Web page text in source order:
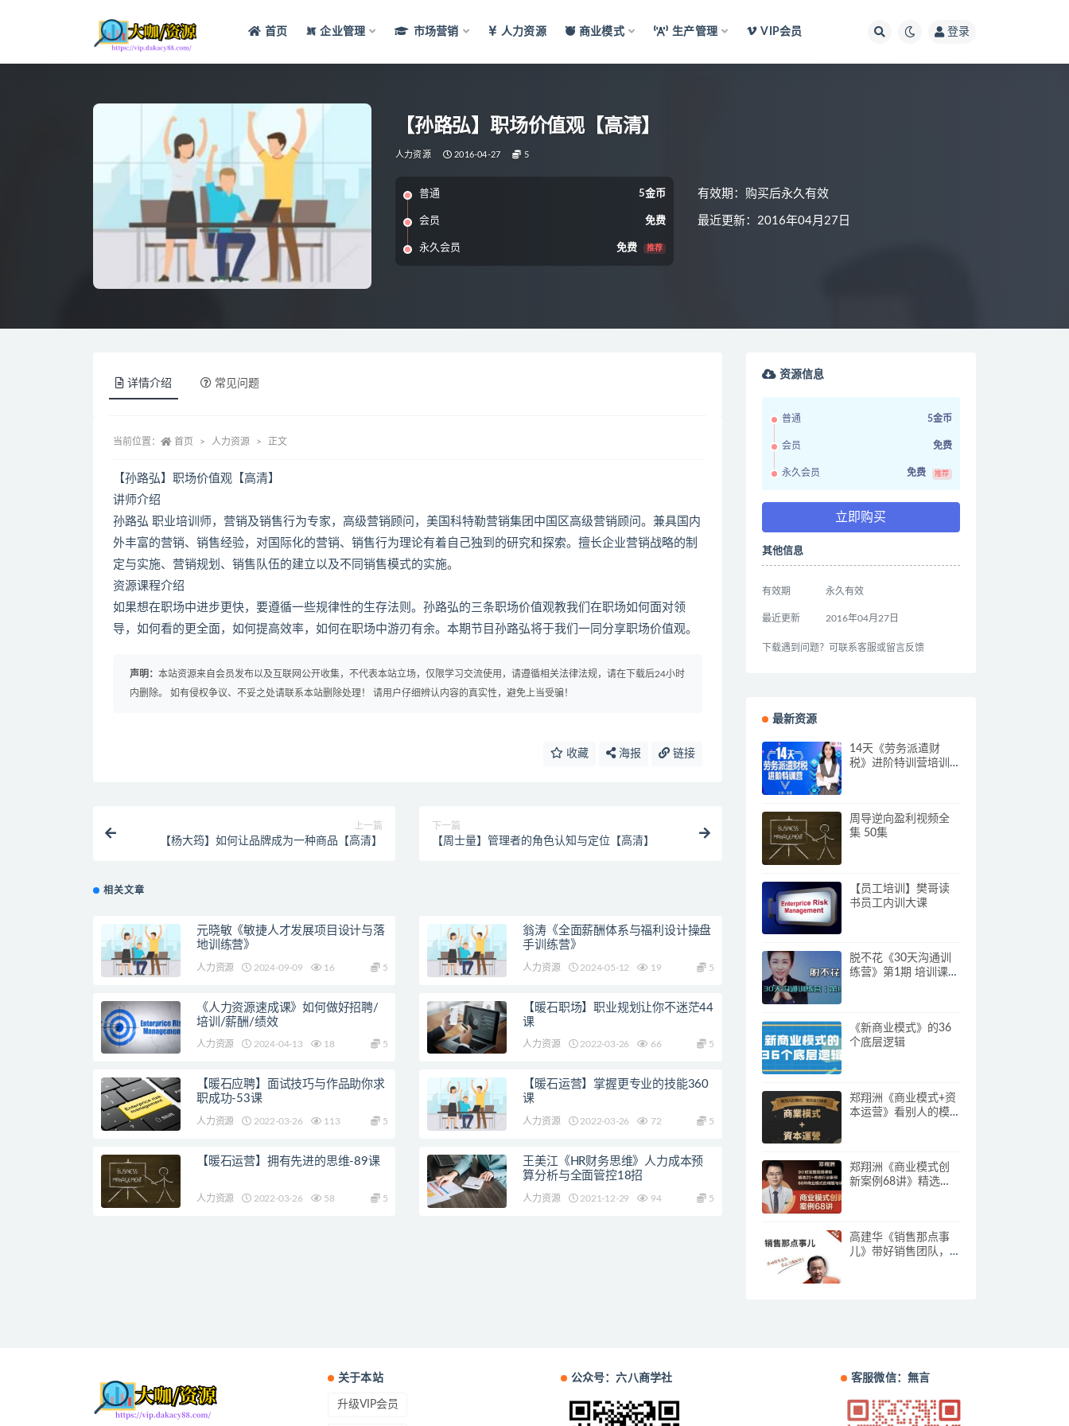
首页 企业管理 市场营销 人力资源 商业模式 生产管理 VIP会员 登录
【孙路弘】职场价值观【高清】
人力资源 2016-04-27 5
普通 5金币
会员 免费
永久会员 免费 推荐
有效期：购买后永久有效
最近更新：2016年04月27日
详情介绍 常见问题
当前位置： 首页 人力资源 正文
【孙路弘】职场价值观【高清】
讲师介绍
孙路弘 职业培训师，营销及销售行为专家，高级营销顾问，美国科特勒营销集团中国区高级营销顾问。兼具国内
外丰富的营销、销售经验，对国际化的营销、销售行为理论有着自己独到的研究和探索。擅长企业营销战略的制
定与实施、营销规划、销售队伍的建立以及不同销售模式的实施。
资源课程介绍
如果想在职场中进步更快，要遵循一些规律性的生存法则。孙路弘的三条职场价值观教我们在职场如何面对领
导，如何看的更全面，如何提高效率，如何在职场中游刃有余。本期节目孙路弘将于我们一同分享职场价值观。
声明： 本站资源来自会员发布以及互联网公开收集，不代表本站立场，仅限学习交流使用，请遵循相关法律法规，请在下载后24小时
内删除。 如有侵权争议、不妥之处请联系本站删除处理！ 请用户仔细辨认内容的真实性，避免上当受骗！
收藏 海报 链接
上一篇
【杨大筠】如何让品牌成为一种商品【高清】
下一篇
【周士量】管理者的角色认知与定位【高清】
相关文章
元晓敏《敏捷人才发展项目设计与落
地训练营》
人力资源 2024-09-09 16 5
翁涛《全面薪酬体系与福利设计操盘
手训练营》
人力资源 2024-05-12 19 5
《人力资源速成课》如何做好招聘/
培训/薪酬/绩效
人力资源 2024-04-13 18 5
【暖石职场】职业规划让你不迷茫44
课
人力资源 2022-03-26 66 5
【暖石应聘】面试技巧与作品助你求
职成功-53课
人力资源 2022-03-26 113 5
【暖石运营】掌握更专业的技能360
课
人力资源 2022-03-26 72 5
【暖石运营】拥有先进的思维-89课
人力资源 2022-03-26 58 5
王美江《HR财务思维》人力成本预
算分析与全面管控18招
人力资源 2021-12-29 94 5
资源信息
普通 5金币
会员 免费
永久会员 免费 推荐
立即购买
其他信息
有效期 永久有效
最近更新 2016年04月27日
下载遇到问题？可联系客服或留言反馈
最新资源
14天《劳务派遣财
税》进阶特训营培训
周导逆向盈利视频全
集 50集
【员工培训】樊哥读
书员工内训大课
脱不花《30天沟通训
练营》第1期 培训课程
《新商业模式》的36
个底层逻辑
郑翔洲《商业模式+资
本运营》看别人的模
郑翔洲《商业模式创
新案例68讲》精选
高建华《销售那点事
儿》带好销售团队，
关于本站
升级VIP会员
公众号：六八商学社 客服微信：無言